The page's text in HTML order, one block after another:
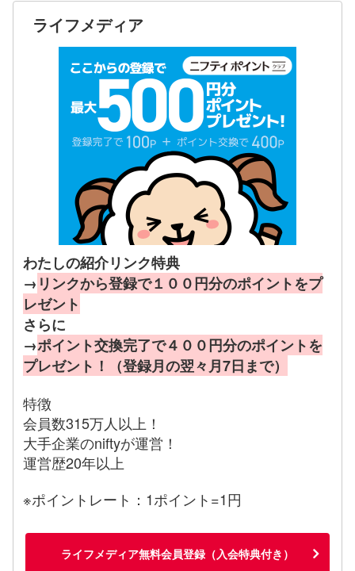
ライフメディア
わたしの紹介リンク特典
→ リンクから登録で１００円分のポイントをプ
レゼント
さらに
→ポイント交換完了で４００円分のポイントを
プレゼント！（登録月の翌々月7日まで）
特徴
会員数315万人以上！
大手企業のniftyが運営！
運営歴20年以上
※ポイントレート：1ポイント=1円
ライフメディア無料会員登録（入会特典付き）